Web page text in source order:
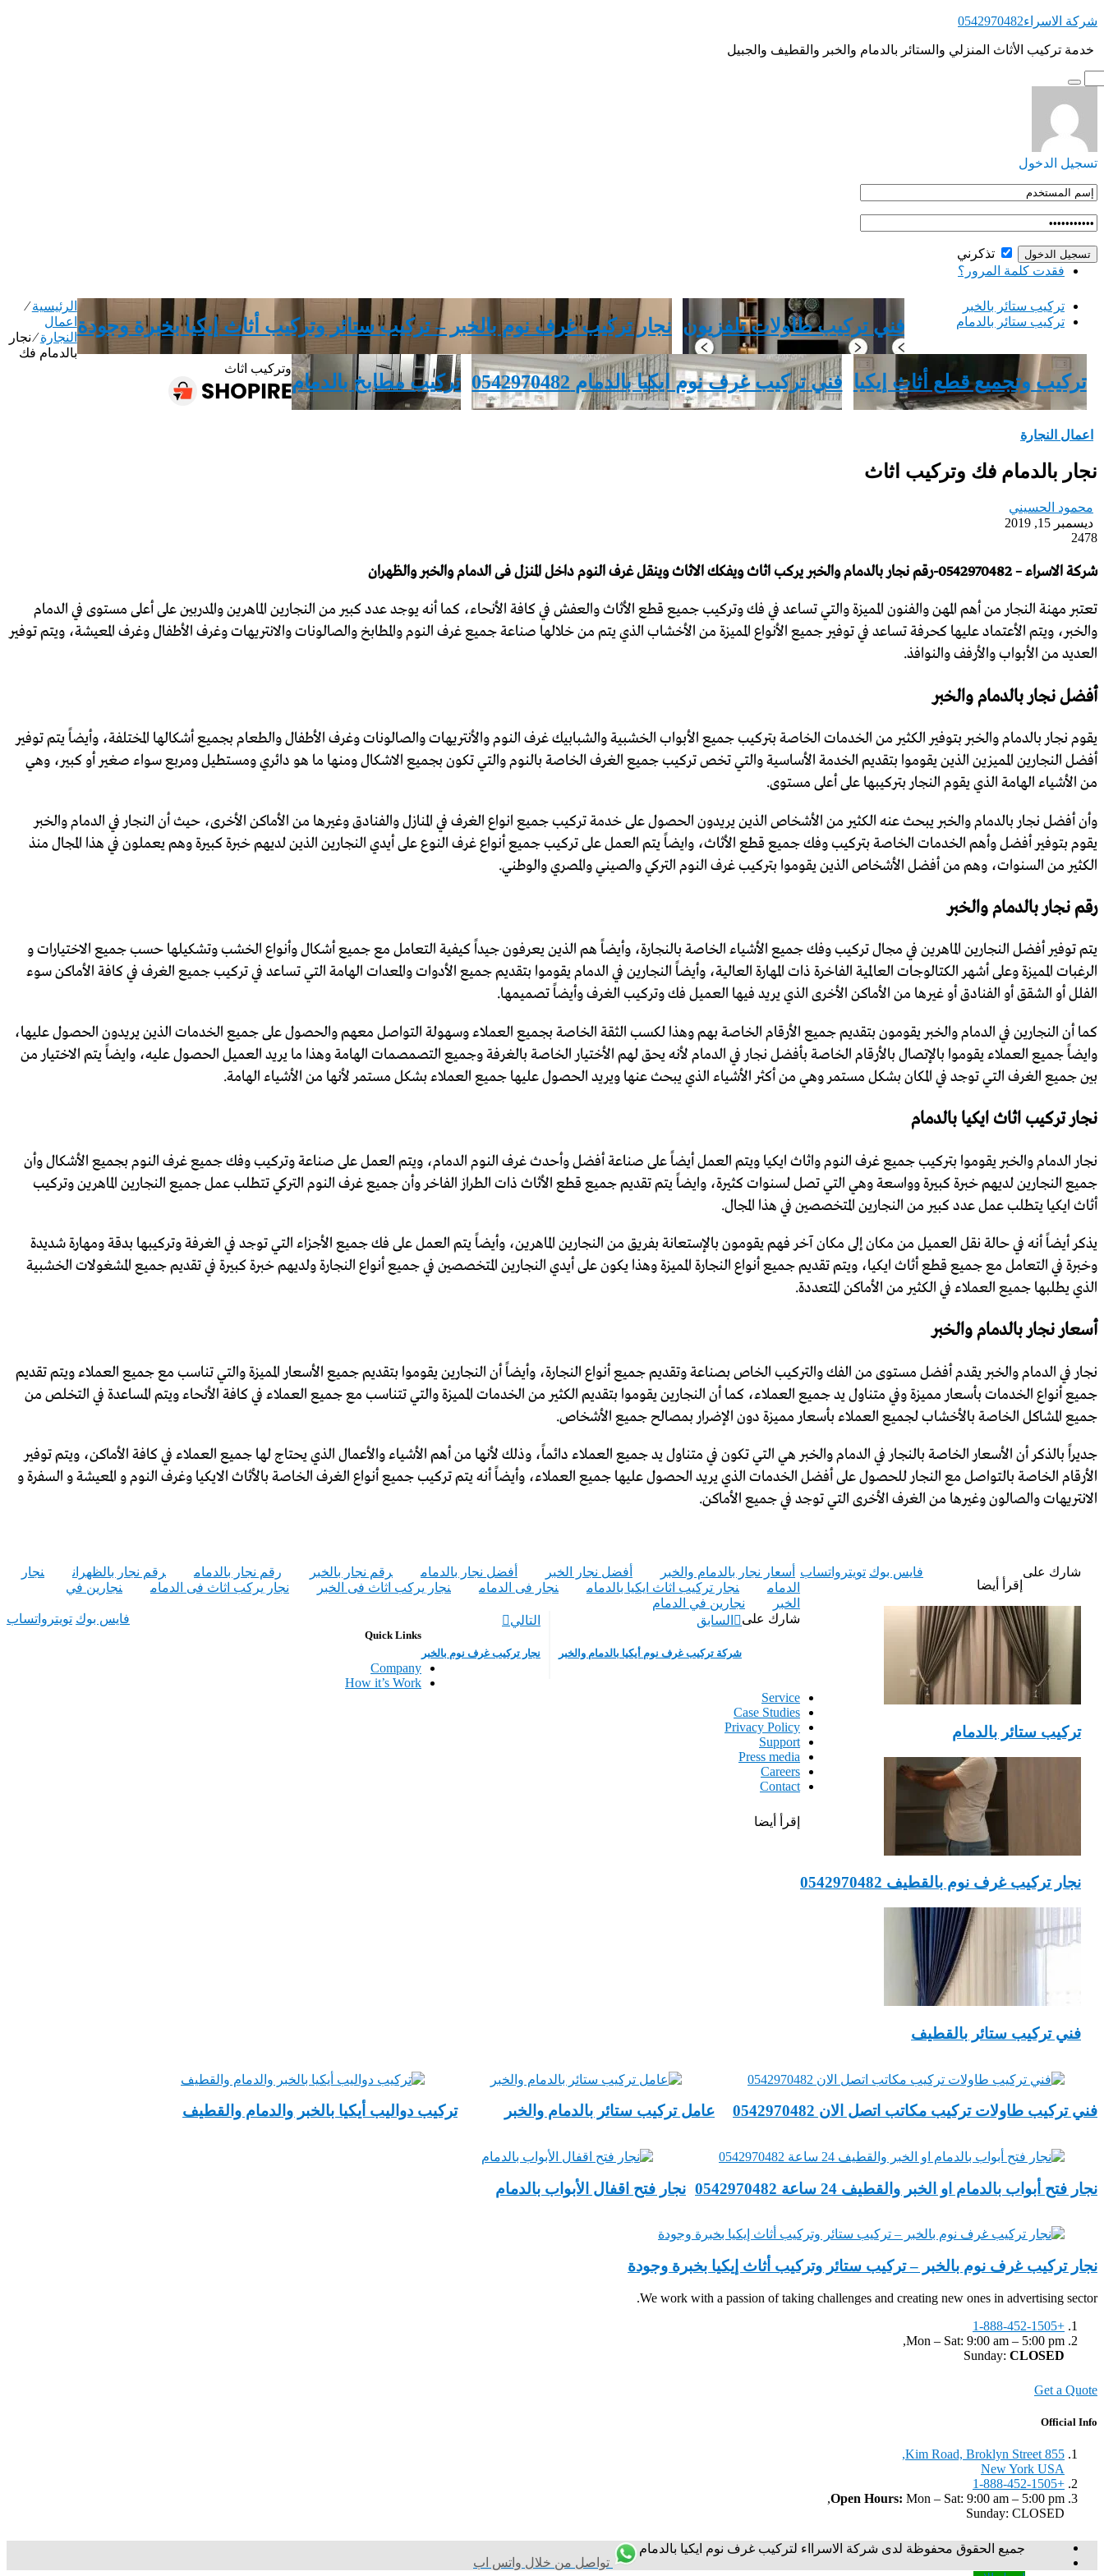
التجاوز
المحتوى
شركة الاسراء0542970482
‏ ‏خدمة تركيب الأثاث المنزلي والستائر بالدمام والخبر والقطيف والجبيل
تسجيل الدخول
تذكرني
فقدت كلمة المرور؟
‏تركيب ستائر بالخبر
‏تركيب ستائر بالدمام
فني تركيب طاولات تلفزيون نجار تركيب غرف نوم بالخبر – تركيب ستائر وتركيب أثاث إيكيا بخبرة وجودة
تركيب وتجميع قطع أثاث إيكيا فني تركيب غرف نوم ايكيا بالدمام 0542970482 ‏تركيب مطابخ بالدمام
الرئيسية⁄
اعمال
النجارة⁄نجار
بالدمام فك
وتركيب اثاث
اعمال النجارة
نجار بالدمام فك وتركيب اثاث
محمود الحسيني
ديسمبر 15, 2019
2478
شركة الاسراء – 0542970482-رقم نجار بالدمام والخبر يركب اثاث ويفكك الاثاث وينقل غرف النوم داخل المنزل فى الدمام والخبر والظهران
تعتبر مهنة النجار من أهم المهن والفنون المميزة والتي تساعد في فك وتركيب جميع قطع الأثاث والعفش في كافة الأنحاء، كما أنه يوجد عدد كبير من النجارين الماهرين والمدربين على أعلى مستوى في الدمام
والخبر، ويتم الأعتماد عليها كحرفة تساعد في توفير جميع الأنواع المميزة من الأخشاب الذي يتم من خلالها صناعة جميع غرف النوم والمطابخ والصالونات والانتريهات وغرف الأطفال وغرف المعيشة، ويتم توفير
العديد من الأبواب والأرفف والنوافذ.
أفضل نجار بالدمام والخبر
يقوم نجار بالدمام والخبر بتوفير الكثير من الخدمات الخاصة بتركيب جميع الأبواب الخشبية والشبابيك غرف النوم والأنتريهات والصالونات وغرف الأطفال والطعام بجميع أشكالها المختلفة، وأيضاً يتم توفير
أفضل النجارين المميزين الذين يقوموا بتقديم الخدمة الأساسية والتي تخص تركيب جميع الغرف الخاصة بالنوم والتي تكون بجميع الاشكال ومنها ما هو دائري ومستطيل ومربع سواء صغير أو كبير، وهي
من الأشياء الهامة الذي يقوم النجار بتركيبها على أعلى مستوى.
وأن أفضل نجار بالدمام والخبر يبحث عنه الكثير من الأشخاص الذين يريدون الحصول على خدمة تركيب جميع انواع الغرف في المنازل والفنادق وغيرها من الأماكن الأخرى، حيث أن النجار في الدمام والخبر
يقوم بتوفير أفضل وأهم الخدمات الخاصة بتركيب وفك جميع قطع الأثاث، وايضاً يتم العمل على تركيب جميع أنواع غرف النوع على أيدي النجارين الذين لديهم خبرة كبيرة وهم يعملون في هذا المجال منذ
الكثير من السنوات، وهم من أفضل الأشخاص الذين يقوموا بتركيب غرف النوم التركي والصيني والمصري والوطني.
رقم نجار بالدمام والخبر
يتم توفير أفضل النجارين الماهرين في مجال تركيب وفك جميع الأشياء الخاصة بالنجارة، وأيضاً هم الذين يعرفون جيداً كيفية التعامل مع جميع أشكال وأنواع الخشب وتشكيلها حسب جميع الاختيارات و
الرغبات المميزة وعلى أشهر الكتالوجات العالمية الفاخرة ذات المهارة العالية، وأيضاً النجارين في الدمام يقوموا بتقديم جميع الأدوات والمعدات الهامة التي تساعد في تركيب جميع الغرف في كافة الأماكن سوء
الفلل أو الشقق أو الفنادق أو غيرها من الأماكن الأخرى الذي يريد فيها العميل فك وتركيب الغرف وأيضاً تصميمها.
كما أن النجارين في الدمام والخبر يقومون بتقديم جميع الأرقام الخاصة بهم وهذا لكسب الثقة الخاصة بجميع العملاء وسهولة التواصل معهم والحصول على جميع الخدمات الذين يريدون الحصول عليها،
وايضاً جميع العملاء يقوموا بالإتصال بالأرقام الخاصة بأفضل نجار في الدمام لأنه يحق لهم الأختيار الخاصة بالغرفة وجميع التصمصمات الهامة وهذا ما يريد العميل الحصول عليه، وايضاً يتم الاختيار من
بين جميع الغرف التي توجد في المكان بشكل مستمر وهي من أكثر الأشياء الذي يبحث عنها ويريد الحصول عليها جميع العملاء بشكل مستمر لأنها من الأشياء الهامة.
نجار تركيب اثاث ايكيا بالدمام
نجار الدمام والخبر يقوموا بتركيب جميع غرف النوم واثاث ايكيا ويتم العمل أيضاً على صناعة أفضل وأحدث غرف النوم الدمام، ويتم العمل على صناعة وتركيب وفك جميع غرف النوم بجميع الأشكال وأن
جميع النجارين لديهم خبرة كبيرة وواسعة وهي التي تصل لسنوات كثيرة، وايضاً يتم تقديم جميع قطع الأثاث ذات الطراز الفاخر وأن جميع غرف النوم التركي تتطلب عمل جميع النجارين الماهرين وتركيب
أثاث ايكيا يتطلب عمل عدد كبير من النجارين المتخصصين في هذا المجال.
يذكر أيضاً أنه في حالة نقل العميل من مكان إلى مكان آخر فهم يقومون بالإستعانة بفريق من النجارين الماهرين، وأيضاً يتم العمل على فك جميع الأجزاء التي توجد في الغرفة وتركيبها بدقة ومهارة شديدة
وخبرة في التعامل مع جميع قطع أثاث ايكيا، ويتم تقديم جميع أنواع النجارة المميزة وهذا يكون على أيدي النجارين المتخصصين في جميع أنواع النجارة ولديهم خبرة كبيرة في تقديم جميع المشغولات الخشبية
الذي يطلبها جميع العملاء في الكثير من الأماكن المتعددة.
أسعار نجار بالدمام والخبر
نجار في الدمام والخبر يقدم أفضل مستوى من الفك والتركيب الخاص بصناعة وتقديم جميع أنواع النجارة، وأيضاً أن النجارين يقوموا بتقديم جميع الأسعار المميزة والتي تناسب مع جميع العملاء ويتم تقديم
جميع أنواع الخدمات بأسعار مميزة وفي متناول يد جميع العملاء، كما أن النجارين يقوموا بتقديم الكثير من الخدمات المميزة والتي تتناسب مع جميع العملاء في كافة الأنحاء ويتم المساعدة في التخلص من
جميع المشاكل الخاصة بالأخشاب لجميع العملاء بأسعار مميزة دون الإضرار بمصالح جميع الأشخاص.
جديراً بالذكر أن الأسعار الخاصة بالنجار في الدمام والخبر هي التي تكون في متناول يد جميع العملاء دائماً، وذلك لأنها من أهم الأشياء والأعمال الذي يحتاج لها جميع العملاء في كافة الأماكن، ويتم توفير
الأرقام الخاصة بالتواصل مع النجار للحصول على أفضل الخدمات الذي يريد الحصول عليها جميع العملاء، وأيضاً أنه يتم تركيب جميع أنواع الغرف الخاصة بالأثاث الايكيا وغرف النوم و المعيشة و السفرة و
الانتريهات والصالون وغيرها من الغرف الأخرى التي توجد في جميع الأماكن.
شارك على فايس بوك تويتر واتساب
إقرأ أيضا
‏تركيب ستائر بالدمام
نجار تركيب غرف نوم بالقطيف 0542970482
فني تركيب ستائر بالقطيف
أسعار نجار بالدمام والخبر أفضل نجار الخبر أفضل نجار بالدمام رقم نجار بالخبر رقم نجار بالدمام رقم نجار بالظهران
نجار
الدمام
نجار تركيب اثاث ايكيا بالدمام نجار فى الدمام نجار يركب اثاث فى الخبر نجار يركب اثاث فى الدمام
نجارين في
الخبر
نجارين في الدمام
شارك على
فايس بوك تويتر واتساب السابق
شركة تركيب غرف نوم أيكيا بالدمام والخبر
التالي
نجار تركيب غرف نوم بالخبر
Quick Links
Company
How it’s Work
Service
Case Studies
Privacy Policy
Support
Press media
Careers
Contact
إقرأ أيضا
‏فني تركيب طاولات تركيب مكاتب اتصل الان 0542970482 عامل تركيب ستائر بالدمام والخبر تركيب دواليب أيكيا بالخبر والدمام والقطيف
‏نجار فتح أبواب ‏بالدمام او الخبر والقطيف 24 ساعة 0542970482 ‏نجار فتح ‏اقفال الأبواب بالدمام
نجار تركيب غرف نوم بالخبر – تركيب ستائر وتركيب أثاث إيكيا بخبرة وجودة
We work with a passion of taking challenges and creating new ones in advertising sector.
+1-888-452-1505
Mon – Sat: 9:00 am – 5:00 pm,
Sunday: CLOSED
Get a Quote
Official Info
855 Kim Road, Broklyn Street,
New York USA
+1-888-452-1505
Open Hours: Mon – Sat: 9:00 am – 5:00 pm,
Sunday: CLOSED
جميع الحقوق محفوظة لدى شركة الاسرااء لتركيب غرف نوم ايكيا بالدمام
تواصل من خلال واتس اب